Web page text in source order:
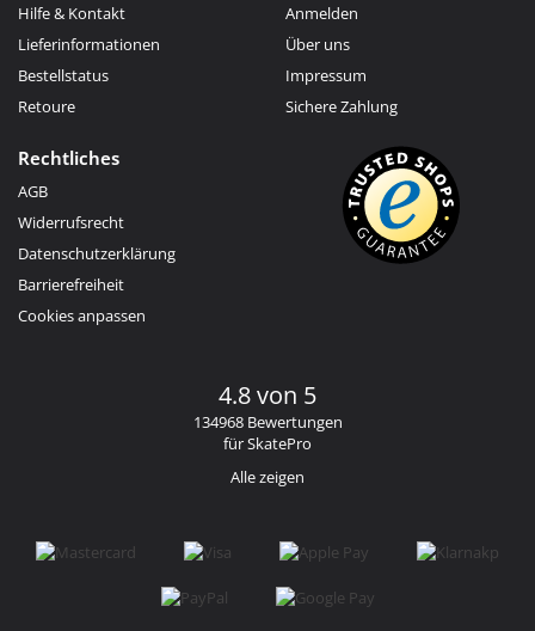
Hilfe & Kontakt
Lieferinformationen
Bestellstatus
Retoure
Anmelden
Über uns
Impressum
Sichere Zahlung
Rechtliches
AGB
Widerrufsrecht
Datenschutzerklärung
Barrierefreiheit
Cookies anpassen
4.8 von 5
134968 Bewertungen
für SkatePro
Alle zeigen